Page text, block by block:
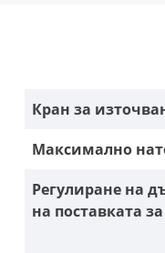
Кран за
Максимално
Регулиране на
на поставката